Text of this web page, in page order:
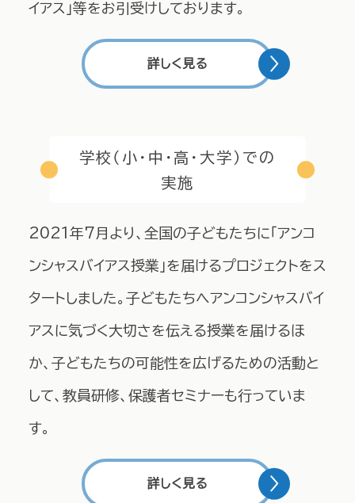
イアス」等をお引受けしております。
詳しく見る
学校（小・中・高・大学）での
実施
2021年7月より、全国の子どもたちに「アンコ
ンシャスバイアス授業」を届けるプロジェクトをス
タートしました。​子どもたちへアンコンシャスバイ
アスに気づく大切さを伝える授業を届けるほ
か、子どもたちの可能性を広げるための活動と
して、教員研修、保護者セミナーも行っていま
す。
詳しく見る